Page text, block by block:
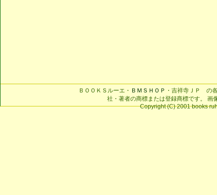
ＢＯＯＫＳルーエ・ ＢＭＳＨＯＰ ・吉祥寺ＪＰ の
社・著者の商標または登録商標です。 画
Copyright (C) 2001 books